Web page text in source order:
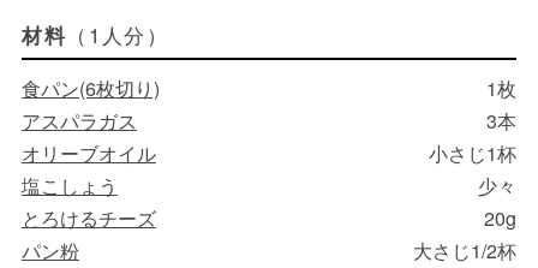
材料 （1人分）
食パン(6枚切り)
1枚
アスパラガス
3本
オリーブオイル
小さじ1杯
塩こしょう
少々
とろけるチーズ
20g
パン粉
大さじ1/2杯